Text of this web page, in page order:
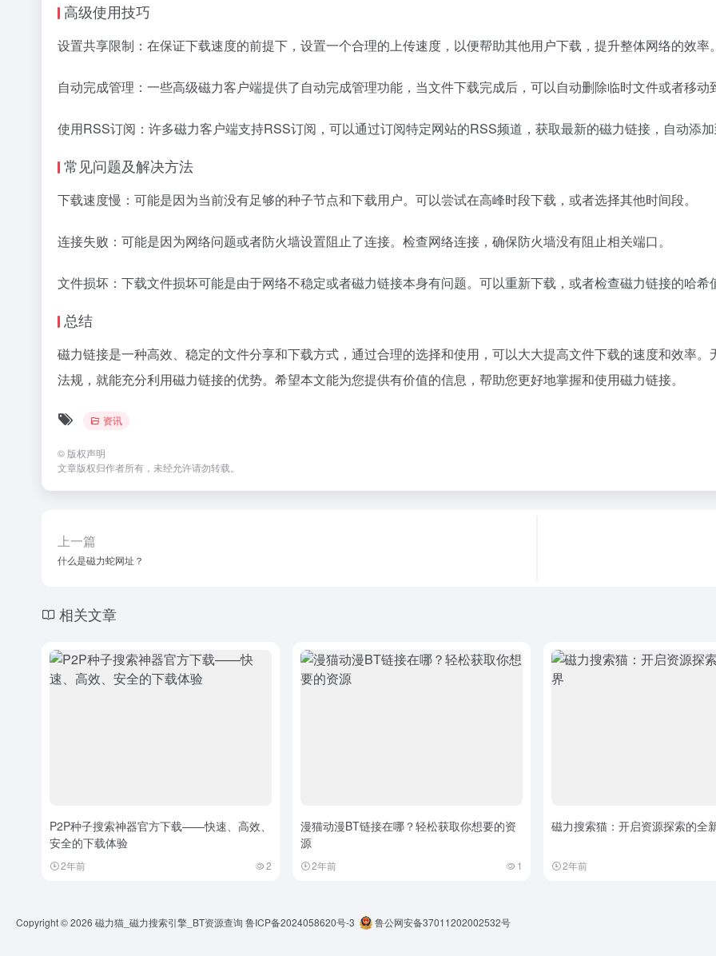
高级使用技巧
设置共享限制：在保证下载速度的前提下，设置一个合理的上传速度，以便帮助其他用户下载，提升整体网络的效率
自动完成管理：一些高级磁力客户端提供了自动完成管理功能，当文件下载完成后，可以自动删除临时文件或者移动
使用RSS订阅：许多磁力客户端支持RSS订阅，可以通过订阅特定网站的RSS频道，获取最新的磁力链接，自动添
常见问题及解决方法
下载速度慢：可能是因为当前没有足够的种子节点和下载用户。可以尝试在高峰时段下载，或者选择其他时间段。
连接失败：可能是因为网络问题或者防火墙设置阻止了连接。检查网络连接，确保防火墙没有阻止相关端口。
文件损坏：下载文件损坏可能是由于网络不稳定或者磁力链接本身有问题。可以重新下载，或者检查磁力链接的哈希
总结
磁力链接是一种高效、稳定的文件分享和下载方式，通过合理的选择和使用，可以大大提高文件下载的速度和效率
法规，就能充分利用磁力链接的优势。希望本文能为您提供有价值的信息，帮助您更好地掌握和使用磁力链接。
资讯
© 版权声明
文章版权归作者所有，未经允许请勿转载。
上一篇
什么是磁力蛇网址？
相关文章
P2P种子搜索神器官方下载——快速、高效、
安全的下载体验
2年前 2
漫猫动漫BT链接在哪？轻松获取你想要的资
源
2年前 1
磁力搜索猫：开启资源探索的全
2年前
Copyright © 2026 磁力猫_磁力搜索引擎_BT资源查询 鲁ICP备2024058620号-3 鲁公网安备37011202002532号